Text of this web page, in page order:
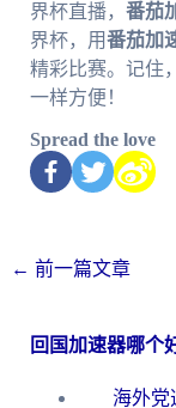
界杯直播， 番茄
界杯，用番茄加
精彩比赛。记住
一样方便！
Spread the love
← 前一篇文章
回国加速器哪个